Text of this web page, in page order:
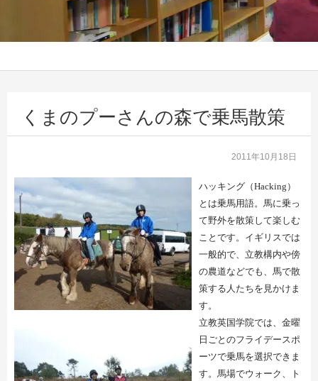
くまのプーさんの森で乗馬散策
2011年10月18日
ハッキング（Hacking ）
とは乗馬用語。馬に乗っ
て野外を散策して楽しむ
ことです。イギリスでは
一般的で、立教構内や傍
の農道などでも、馬で散
策する人たちを見かけま
す。
立教英国学院では、金曜
日ごとのフライデースポ
ーツで乗馬を選択できま
す。馬場でウォーク、ト